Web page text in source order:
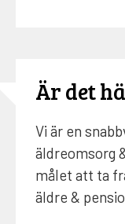
Är det
Vi är en
äldreomsorg
målet att ta
äldre &